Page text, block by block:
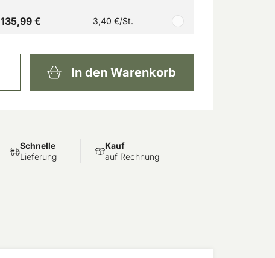
135,99 € 3,40 €/St.
In den Warenkorb
Schnelle
Lieferung
Kauf
auf Rechnung